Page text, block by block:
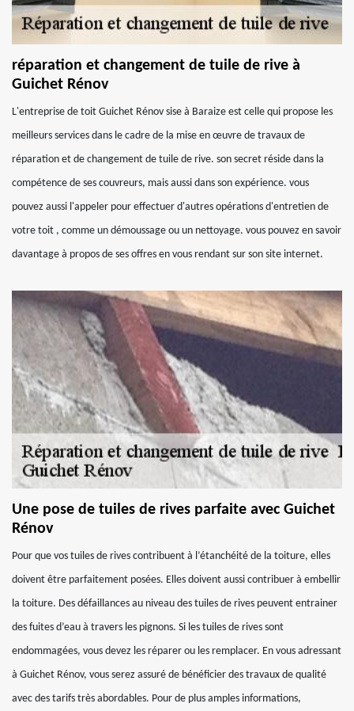
réparation et changement de tuile de rive à
Guichet Rénov
L'entreprise de toit Guichet Rénov sise à Baraize est celle qui propose les
meilleurs services dans le cadre de la mise en œuvre de travaux de
réparation et de changement de tuile de rive. son secret réside dans la
compétence de ses couvreurs, mais aussi dans son expérience. vous
pouvez aussi l'appeler pour effectuer d'autres opérations d'entretien de
votre toit , comme un démoussage ou un nettoyage. vous pouvez en savoir
davantage à propos de ses offres en vous rendant sur son site internet.
Une pose de tuiles de rives parfaite avec Guichet
Rénov
Pour que vos tuiles de rives contribuent à l’étanchéité de la toiture, elles
doivent être parfaitement posées. Elles doivent aussi contribuer à embellir
la toiture. Des défaillances au niveau des tuiles de rives peuvent entrainer
des fuites d’eau à travers les pignons. Si les tuiles de rives sont
endommagées, vous devez les réparer ou les remplacer. En vous adressant
à Guichet Rénov, vous serez assuré de bénéficier des travaux de qualité
avec des tarifs très abordables. Pour de plus amples informations,